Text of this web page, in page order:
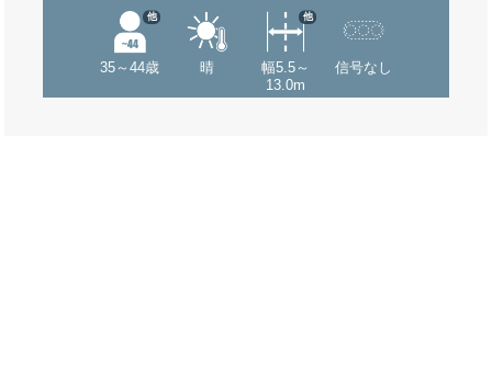
35～44歳
他
晴
幅5.5～
13.0m
他
信号なし